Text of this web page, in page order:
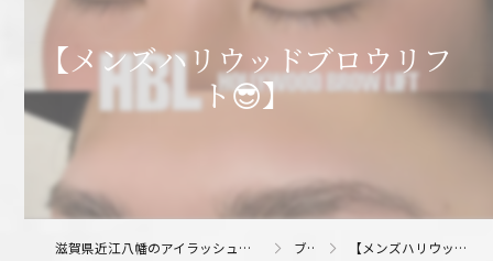
【メンズハリウッドブロウリフ
ト😎】
滋賀県近江八幡のアイラッシュサロンならMoa eyelash/eyebrow ブログ 【メンズハリウッドブロウリフト😎】